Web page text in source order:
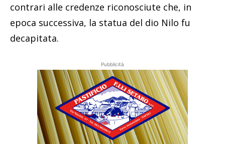
contrari alle credenze riconosciute che, in
epoca successiva, la statua del dio Nilo fu
decapitata.
Pubblicità